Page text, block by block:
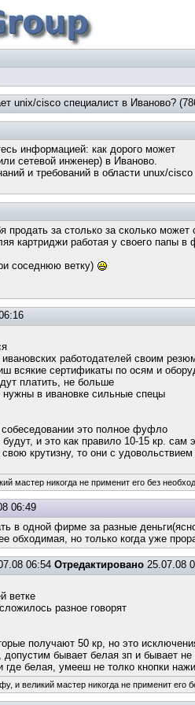
unix/cisco специалист в Иваново?
информацией: как дорого может
сетевой инженер) в Иваново.
и требований в области unux/cisco
за столько за сколько
картриджи работая у своего папы
соседнюю ветку)
работодателей своим
всякие сертификаты по осям и
платить, не больше
в ивановке сильные спецы
это полное фуфло
и это как правило 10-15 кр.
крутизну, то они с
мастер никогда не применит его без
06:49
в одной фирме за разные
обходимая, но только когда уже
06:54 Отредактировано25.07.08
ветке
разное говорят
получают 50 кр, но это
бывает белая зп и бывает не
где белая, умееш не толко кнопки
и великий мастер никогда не применит его